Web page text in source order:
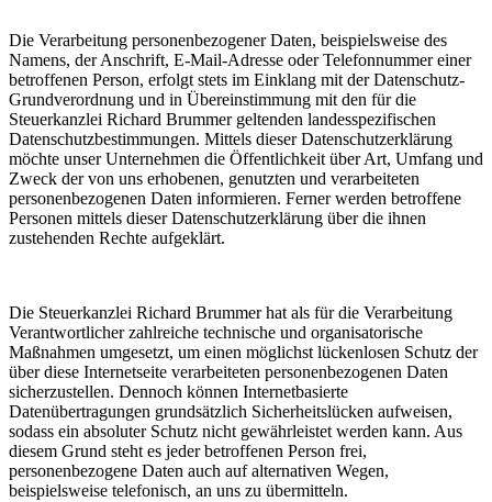
Die Verarbeitung personenbezogener Daten, beispielsweise des
Namens, der Anschrift, E-Mail-Adresse oder Telefonnummer einer
betroffenen Person, erfolgt stets im Einklang mit der Datenschutz-
Grundverordnung und in Übereinstimmung mit den für die
Steuerkanzlei Richard Brummer geltenden landesspezifischen
Datenschutzbestimmungen. Mittels dieser Datenschutzerklärung
möchte unser Unternehmen die Öffentlichkeit über Art, Umfang und
Zweck der von uns erhobenen, genutzten und verarbeiteten
personenbezogenen Daten informieren. Ferner werden betroffene
Personen mittels dieser Datenschutzerklärung über die ihnen
zustehenden Rechte aufgeklärt.
Die Steuerkanzlei Richard Brummer hat als für die Verarbeitung
Verantwortlicher zahlreiche technische und organisatorische
Maßnahmen umgesetzt, um einen möglichst lückenlosen Schutz der
über diese Internetseite verarbeiteten personenbezogenen Daten
sicherzustellen. Dennoch können Internetbasierte
Datenübertragungen grundsätzlich Sicherheitslücken aufweisen,
sodass ein absoluter Schutz nicht gewährleistet werden kann. Aus
diesem Grund steht es jeder betroffenen Person frei,
personenbezogene Daten auch auf alternativen Wegen,
beispielsweise telefonisch, an uns zu übermitteln.